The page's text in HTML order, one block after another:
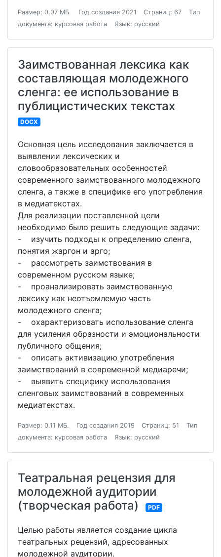
Размер: 0.07 МБ. Год создания 2021 Страниц: 67
Тип
документа: курсовая работа
Язык: русский
Заимствованная лексика как
составляющая молодежного
сленга: ее использование в
публицистических текстах
DOCX
Основная цель исследования заключается в
выявлении лексических и
словообразовательных особенностей
современного заимствованного молодежного
сленга, а также в специфике его употребления
в медиатекстах.
Для реализации поставленной цели
необходимо было решить следующие задачи:
- изучить подходы к определению сленга,
понятия жаргон и арго;
- рассмотреть заимствования в
современном русском языке;
- проанализировать заимствованную
лексику как неотъемлемую часть
молодежного сленга;
- охарактеризовать использование сленга
для усиления образности и эмоциональности
публичного общения;
- описать активизацию употребления
заимствований в современной медиаречи;
- выявить специфику использования
сленговых заимствований в современных
медиатекстах.
Размер: 0.11 МБ. Год создания 2019 Страниц: 51
Тип
документа: курсовая работа
Язык: русский
Театральная рецензия для
молодежной аудитории
(творческая работа)
PDF
Целью работы является создание цикла
театральных рецензий, адресованных
молодежной аудитории.